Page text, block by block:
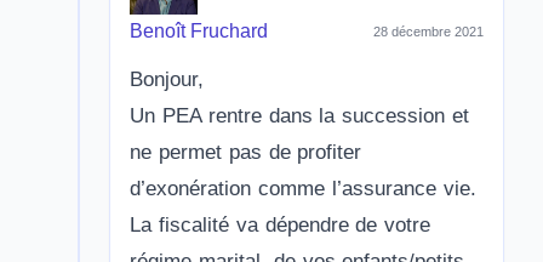
Benoît Fruchard 28 décembre 2021
Bonjour,
Un PEA rentre dans la succession et
ne permet pas de profiter
d’exonération comme l’assurance vie.
La fiscalité va dépendre de votre